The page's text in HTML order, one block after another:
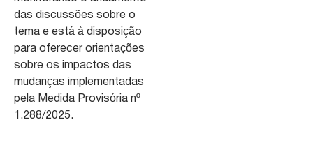
das discussões sobre o
tema e está à disposição
para oferecer orientações
sobre os impactos das
mudanças implementadas
pela Medida Provisória nº
1.288/2025.